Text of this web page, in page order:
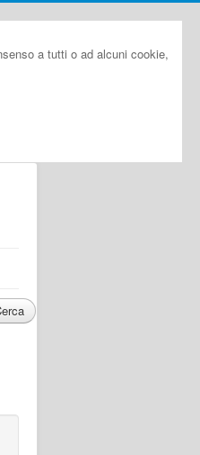
a tutti o ad alcuni cookie,